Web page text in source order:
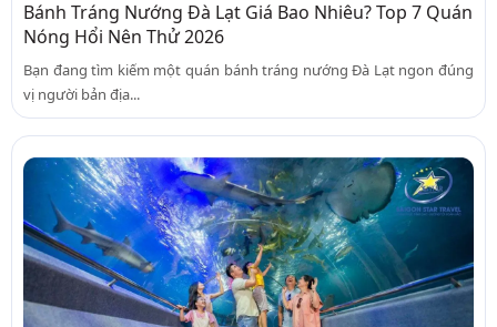
Bánh Tráng Nướng Đà Lạt Giá Bao Nhiêu? Top 7 Quán
Nóng Hổi Nên Thử 2026
Bạn đang tìm kiếm một quán bánh tráng nướng Đà Lạt ngon đúng
vị người bản địa...